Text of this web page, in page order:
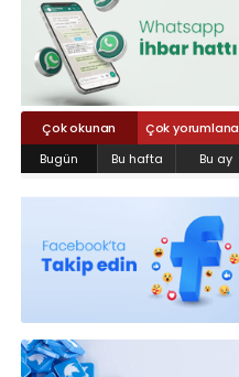
Çok okunan
Çok
Bugün
Bu hafta Bu ay
Yahya